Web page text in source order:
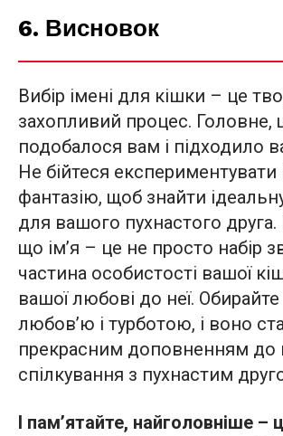
6. Висновок
Вибір імені для кішки – це
захопливий процес. Головне,
подобалося вам і підходило
Не бійтеся експериментувати
фантазію, щоб знайти
для вашого пухнастого друга.
що ім’я – це не просто набір
частина особистості вашої
вашої любові до неї. Обирайте
любов’ю і турботою, і воно
прекрасним доповненням до
спілкування з пухнастим
І пам’ятайте, найголовніше –